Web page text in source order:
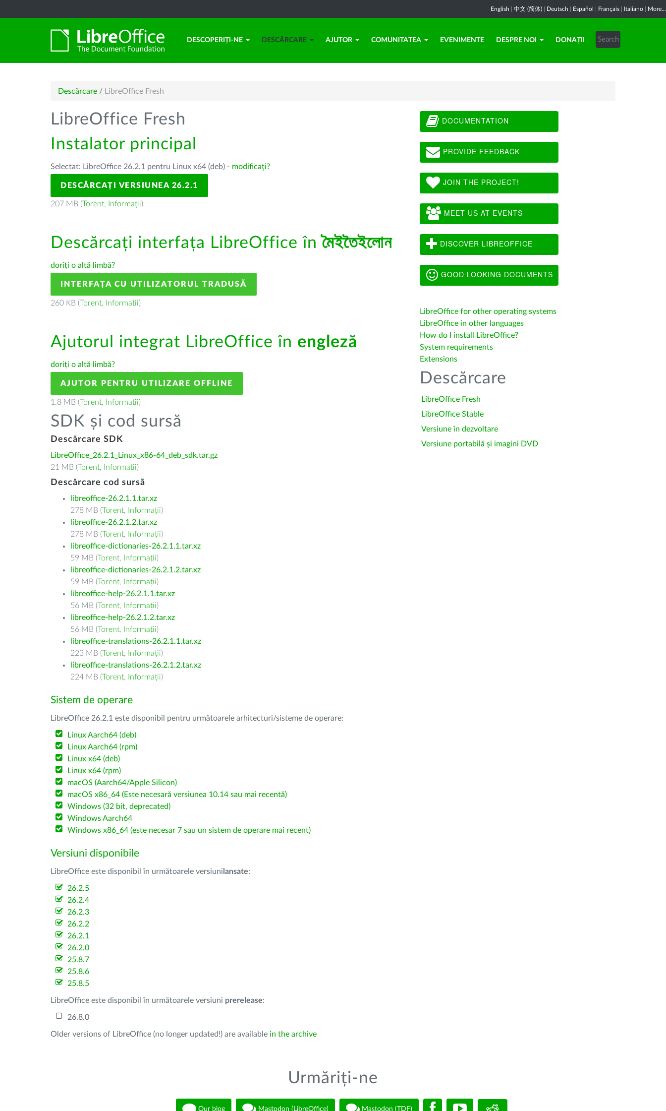
English 中文 (简体) Deutsch Español Français Italiano More...
DESCOPERIȚI-NE DESCĂRCARE AJUTOR COMUNITATEA EVENIMENTE DESPRE NOI DONAȚII
Descărcare / LibreOffice Fresh
LibreOffice Fresh
Instalator principal
Selectat: LibreOffice 26.2.1 pentru Linux x64 (deb) - modificați?
DESCĂRCAȚI VERSIUNEA 26.2.1
207 MB (Torent, Informații)
Descărcați interfața LibreOffice înমৈইতৈইলোন
doriți o altă limbă?
INTERFAȚA CU UTILIZATORUL TRADUSĂ
260 KB (Torent, Informații)
Ajutorul integrat LibreOffice în engleză
doriți o altă limbă?
AJUTOR PENTRU UTILIZARE OFFLINE
1.8 MB (Torent, Informații)
SDK și cod sursă
Descărcare SDK
LibreOffice_26.2.1_Linux_x86-64_deb_sdk.tar.gz
21 MB (Torent, Informații)
Descărcare cod sursă
libreoffice-26.2.1.1.tar.xz
278 MB (Torent, Informații)
libreoffice-26.2.1.2.tar.xz
278 MB (Torent, Informații)
libreoffice-dictionaries-26.2.1.1.tar.xz
59 MB (Torent, Informații)
libreoffice-dictionaries-26.2.1.2.tar.xz
59 MB (Torent, Informații)
libreoffice-help-26.2.1.1.tar.xz
56 MB (Torent, Informații)
libreoffice-help-26.2.1.2.tar.xz
56 MB (Torent, Informații)
libreoffice-translations-26.2.1.1.tar.xz
223 MB (Torent, Informații)
libreoffice-translations-26.2.1.2.tar.xz
224 MB (Torent, Informații)
Sistem de operare
LibreOffice 26.2.1 este disponibil pentru următoarele arhitecturi/sisteme de operare:
Linux Aarch64 (deb)
Linux Aarch64 (rpm)
Linux x64 (deb)
Linux x64 (rpm)
macOS (Aarch64/Apple Silicon)
macOS x86_64 (Este necesară versiunea 10.14 sau mai recentă)
Windows (32 bit, deprecated)
Windows Aarch64
Windows x86_64 (este necesar 7 sau un sistem de operare mai recent)
Versiuni disponibile
LibreOffice este disponibil în următoarele versiuni lansate:
26.2.5
26.2.4
26.2.3
26.2.2
26.2.1
26.2.0
25.8.7
25.8.6
25.8.5
LibreOffice este disponibil în următoarele versiuni prerelease:
26.8.0
Older versions of LibreOffice (no longer updated!) are available in the archive
DOCUMENTATION
PROVIDE FEEDBACK
JOIN THE PROJECT!
MEET US AT EVENTS
DISCOVER LIBREOFFICE
GOOD LOOKING DOCUMENTS
LibreOffice for other operating systems
LibreOffice in other languages
How do I install LibreOffice?
System requirements
Extensions
Descărcare
LibreOffice Fresh
LibreOffice Stable
Versiune în dezvoltare
Versiune portabilă și imagini DVD
Urmăriți-ne
Our blog Mastodon (LibreOffice) Mastodon (TDF)